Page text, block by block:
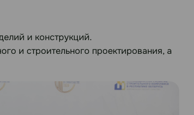
и конструкций.
и строительного проектирования, а